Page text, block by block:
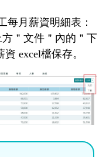
月薪資明細表：
＂文件＂內的＂下
excel檔保存。